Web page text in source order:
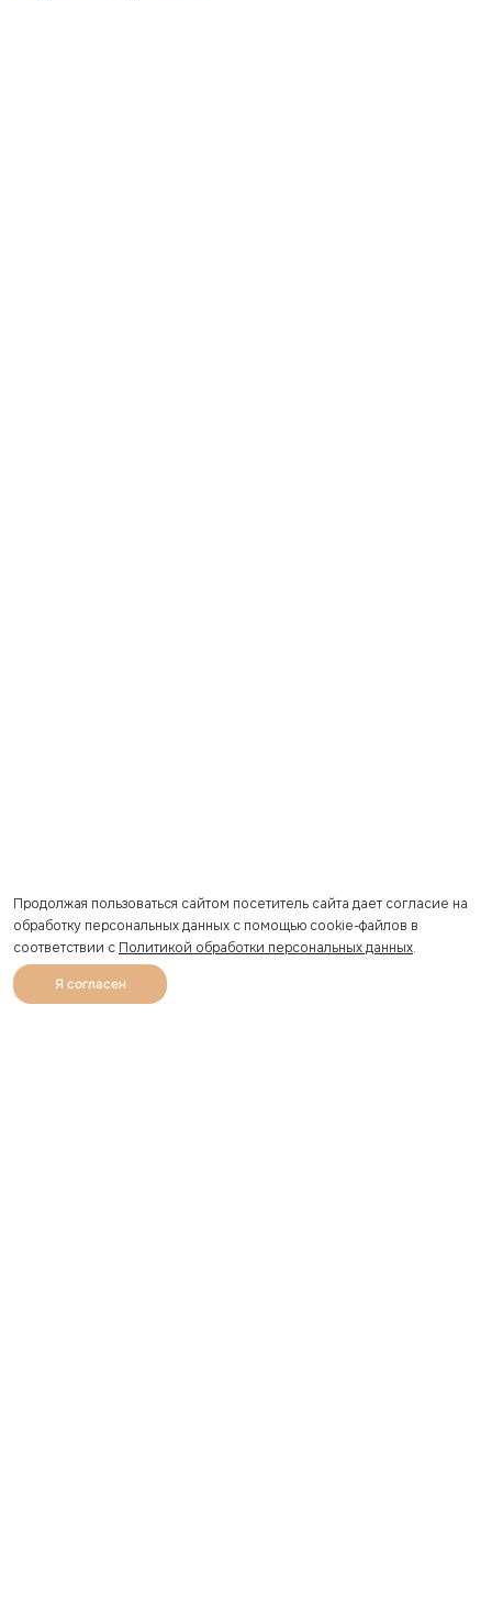
Каталог Избранное
Продолжая пользоваться сайтом посетитель сайта дает согласие на
обработку персональных данных с помощью cookie-файлов в
соответствии с Политикой обработки персональных данных.
Я согласен